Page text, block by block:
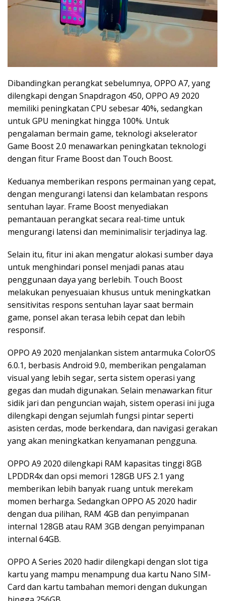
Dibandingkan perangkat sebelumnya, OPPO A7, yang
dilengkapi dengan Snapdragon 450, OPPO A9 2020
memiliki peningkatan CPU sebesar 40%, sedangkan
untuk GPU meningkat hingga 100%. Untuk
pengalaman bermain game, teknologi akselerator
Game Boost 2.0 menawarkan peningkatan teknologi
dengan fitur Frame Boost dan Touch Boost.
Keduanya memberikan respons permainan yang cepat,
dengan mengurangi latensi dan kelambatan respons
sentuhan layar. Frame Boost menyediakan
pemantauan perangkat secara real-time untuk
mengurangi latensi dan meminimalisir terjadinya lag.
Selain itu, fitur ini akan mengatur alokasi sumber daya
untuk menghindari ponsel menjadi panas atau
penggunaan daya yang berlebih. Touch Boost
melakukan penyesuaian khusus untuk meningkatkan
sensitivitas respons sentuhan layar saat bermain
game, ponsel akan terasa lebih cepat dan lebih
responsif.
OPPO A9 2020 menjalankan sistem antarmuka ColorOS
6.0.1, berbasis Android 9.0, memberikan pengalaman
visual yang lebih segar, serta sistem operasi yang
gegas dan mudah digunakan. Selain menawarkan fitur
sidik jari dan penguncian wajah, sistem operasi ini juga
dilengkapi dengan sejumlah fungsi pintar seperti
asisten cerdas, mode berkendara, dan navigasi gerakan
yang akan meningkatkan kenyamanan pengguna.
OPPO A9 2020 dilengkapi RAM kapasitas tinggi 8GB
LPDDR4x dan opsi memori 128GB UFS 2.1 yang
memberikan lebih banyak ruang untuk merekam
momen berharga. Sedangkan OPPO A5 2020 hadir
dengan dua pilihan, RAM 4GB dan penyimpanan
internal 128GB atau RAM 3GB dengan penyimpanan
internal 64GB.
OPPO A Series 2020 hadir dilengkapi dengan slot tiga
kartu yang mampu menampung dua kartu Nano SIM-
Card dan kartu tambahan memori dengan dukungan